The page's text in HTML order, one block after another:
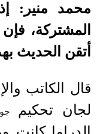
محمد منير:
المشتركة،
أتقن الحديث
قال الكاتب
لجان تحكيم